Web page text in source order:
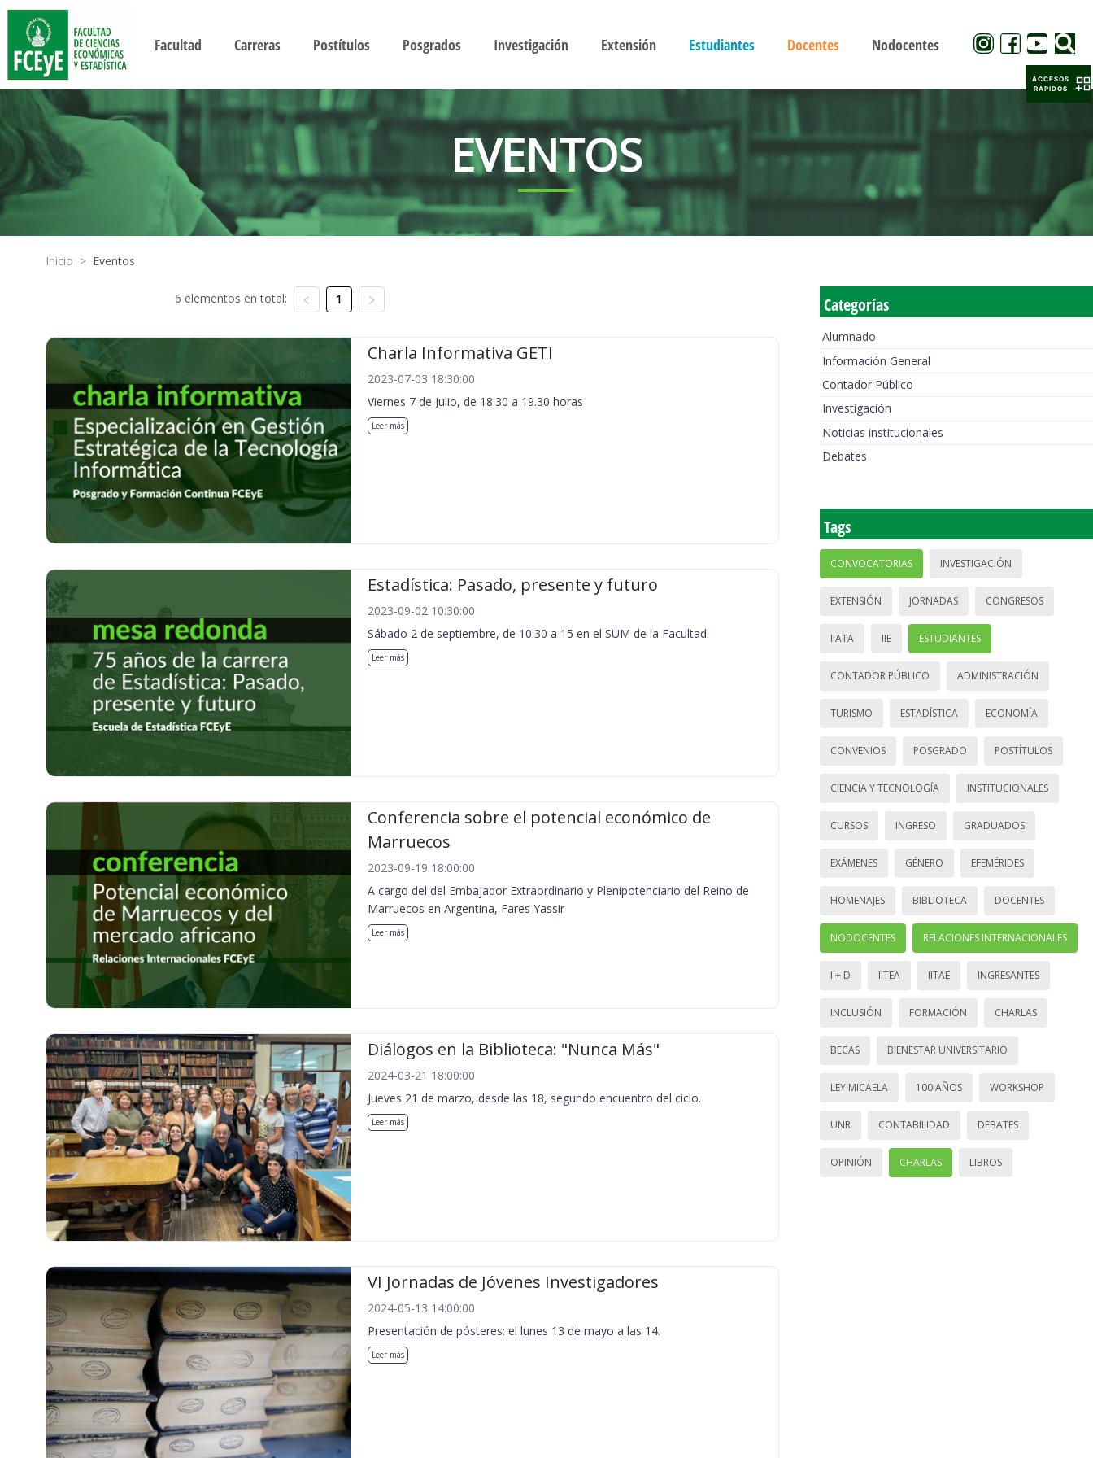
Facultad Carreras Postítulos Posgrados Investigación Extensión Estudiantes Docentes Nodocentes
EVENTOS
Inicio > Eventos
6 elementos en total: 1
Charla Informativa GETI
2023-07-03 18:30:00
Viernes 7 de Julio, de 18.30 a 19.30 horas
Leer más
Estadística: Pasado, presente y futuro
2023-09-02 10:30:00
Sábado 2 de septiembre, de 10.30 a 15 en el SUM de la Facultad.
Leer más
Conferencia sobre el potencial económico de
Marruecos
2023-09-19 18:00:00
A cargo del del Embajador Extraordinario y Plenipotenciario del Reino de
Marruecos en Argentina, Fares Yassir
Leer más
Diálogos en la Biblioteca: "Nunca Más"
2024-03-21 18:00:00
Jueves 21 de marzo, desde las 18, segundo encuentro del ciclo.
Leer más
VI Jornadas de Jóvenes Investigadores
2024-05-13 14:00:00
Presentación de pósteres: el lunes 13 de mayo a las 14.
Leer más
Categorías
Alumnado
Información General
Contador Público
Investigación
Noticias institucionales
Debates
Tags
CONVOCATORIAS INVESTIGACIÓN
EXTENSIÓN JORNADAS CONGRESOS
IIATA IIE ESTUDIANTES
CONTADOR PÚBLICO ADMINISTRACIÓN
TURISMO ESTADÍSTICA ECONOMÍA
CONVENIOS POSGRADO POSTÍTULOS
CIENCIA Y TECNOLOGÍA INSTITUCIONALES
CURSOS INGRESO GRADUADOS
EXÁMENES GÉNERO EFEMÉRIDES
HOMENAJES BIBLIOTECA DOCENTES
NODOCENTES RELACIONES INTERNACIONALES
I + D IITEA IITAE INGRESANTES
INCLUSIÓN FORMACIÓN CHARLAS
BECAS BIENESTAR UNIVERSITARIO
LEY MICAELA 100 AÑOS WORKSHOP
UNR CONTABILIDAD DEBATES
OPINIÓN CHARLAS LIBROS
ACCESOS
RAPIDOS